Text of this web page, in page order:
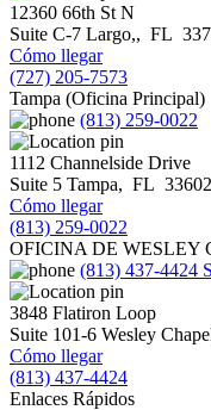
12360 66th St N
Suite C-7 Largo,, FL
Cómo llegar
(727) 205-7573
Tampa (Oficina Principal)
(813) 259-0022
1112 Channelside Drive
Suite 5 Tampa, FL 33602
Cómo llegar
(813) 259-0022
OFICINA DE WESLEY
(813) 437-4424
3848 Flatiron Loop
Suite 101-6 Wesley
Cómo llegar
(813) 437-4424
Enlaces Rápidos